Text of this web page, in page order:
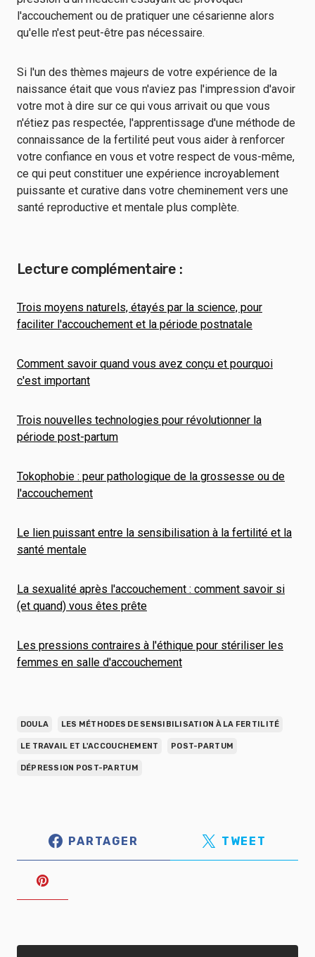
l'accouchement ou de pratiquer une césarienne alors
qu'elle n'est peut-être pas nécessaire.
Si l'un des thèmes majeurs de votre expérience de la
naissance était que vous n'aviez pas l'impression d'avoir
votre mot à dire sur ce qui vous arrivait ou que vous
n'étiez pas respectée, l'apprentissage d'une méthode de
connaissance de la fertilité peut vous aider à renforcer
votre confiance en vous et votre respect de vous-même,
ce qui peut constituer une expérience incroyablement
puissante et curative dans votre cheminement vers une
santé reproductive et mentale plus complète.
Lecture complémentaire :
Trois moyens naturels, étayés par la science, pour
faciliter l'accouchement et la période postnatale
Comment savoir quand vous avez conçu et pourquoi
c'est important
Trois nouvelles technologies pour révolutionner la
période post-partum
Tokophobie : peur pathologique de la grossesse ou de
l'accouchement
Le lien puissant entre la sensibilisation à la fertilité et la
santé mentale
La sexualité après l'accouchement : comment savoir si
(et quand) vous êtes prête
Les pressions contraires à l'éthique pour stériliser les
femmes en salle d'accouchement
DOULA LES MÉTHODES DE SENSIBILISATION À LA FERTILITÉ
LE TRAVAIL ET L'ACCOUCHEMENT POST-PARTUM
DÉPRESSION POST-PARTUM
PARTAGER TWEET